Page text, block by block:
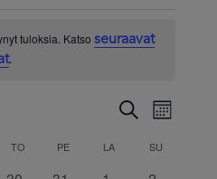
tuloksia. Katsoseuraavat
.
Etsi
Etsi
Views
Kuukausi
TO TORSTAI
PE PERJANTAI
LALAUANTAI
SU